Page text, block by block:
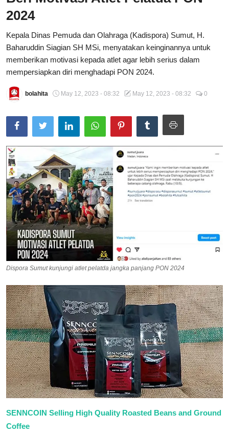
Total Sports
Contact
Pedoman Media Siber
2024
Kepala Dinas Pemuda dan Olahraga (Kadispora) Sumut, H.
Baharuddin Siagian SH MSi, menyatakan keinginannya untuk
memberikan motivasi kepada atlet agar lebih serius dalam
mempersiapkan diri menghadapi PON 2024.
bolahita May 12, 2023 - 08:32 May 12, 2023 - 08:32 0
Dispora Sumut kunjungi atlet pelatda jangka panjang PON 2024
SENNCOIN Selling High Quality Roasted Beans and Ground
Coffee